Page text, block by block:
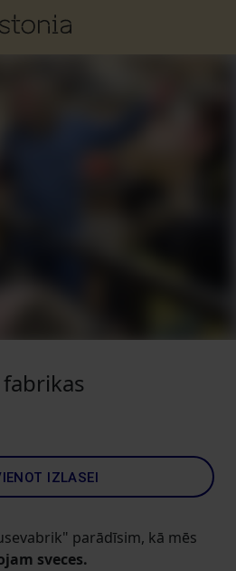
IZLASEI
parādīsim, kā mēs
sveces.